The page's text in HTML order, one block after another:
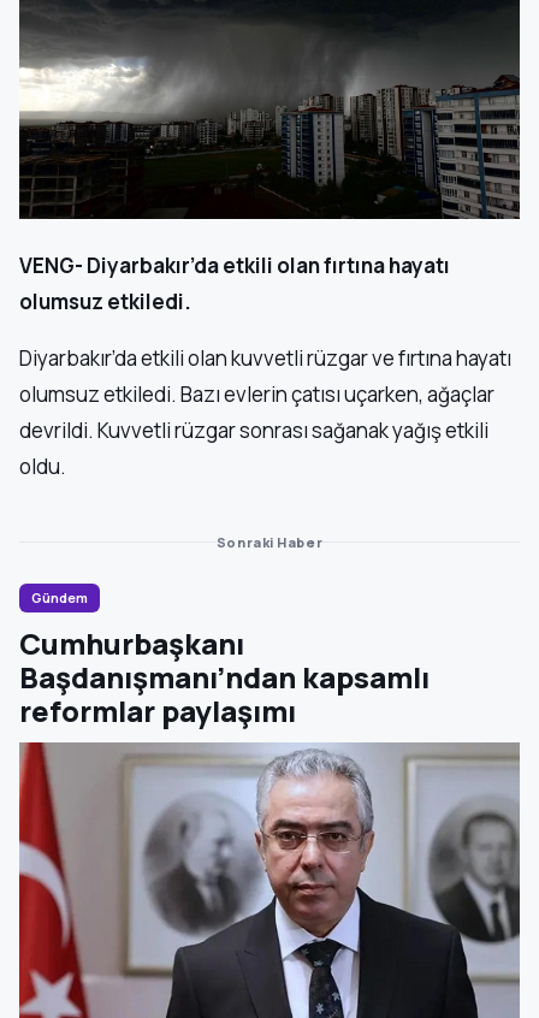
VENG- Diyarbakır’da etkili olan fırtına hayatı
olumsuz etkiledi.
Diyarbakır’da etkili olan kuvvetli rüzgar ve fırtına hayatı
olumsuz etkiledi. Bazı evlerin çatısı uçarken, ağaçlar
devrildi. Kuvvetli rüzgar sonrası sağanak yağış etkili
oldu.
Sonraki Haber
Gündem
Cumhurbaşkanı
Başdanışmanı’ndan kapsamlı
reformlar paylaşımı